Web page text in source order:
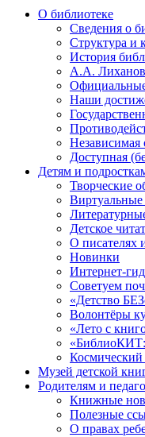
О библиотеке
Сведения о
Структура и
История
А.А. Лиханов
Наши
Независимая
Доступная
Детям и
Творческие
Виртуальные
Детское
О писателях
Новинки
Интернет-гид
Советуем
«Детство
Волонтёры
«Лето с
«БиблиоКИТ:
Космический
Музей детской
Родителям и
Книжные
Полезные
О правах